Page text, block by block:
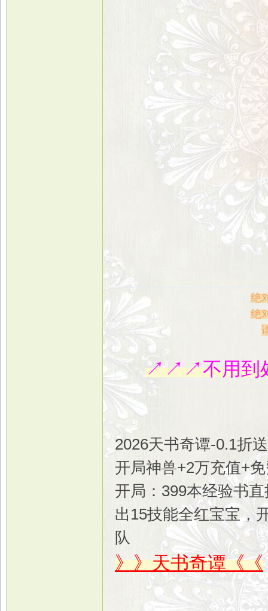
绝
绝
↗↗↗不用到
2026天书奇谭-0.1折
开局神兽+2万充值+
开局：399本经验书
出15技能全红宝宝，
队
》》天书奇谭《《